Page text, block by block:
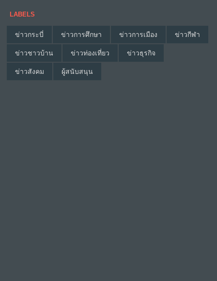
LABELS
ข่าวกระบี่ ข่าวการศึกษา ข่าวการเมือง ข่าวกีฬา
ข่าวชาวบ้าน ข่าวท่องเที่ยว ข่าวธุรกิจ
ข่าวสังคม ผู้สนับสนุน